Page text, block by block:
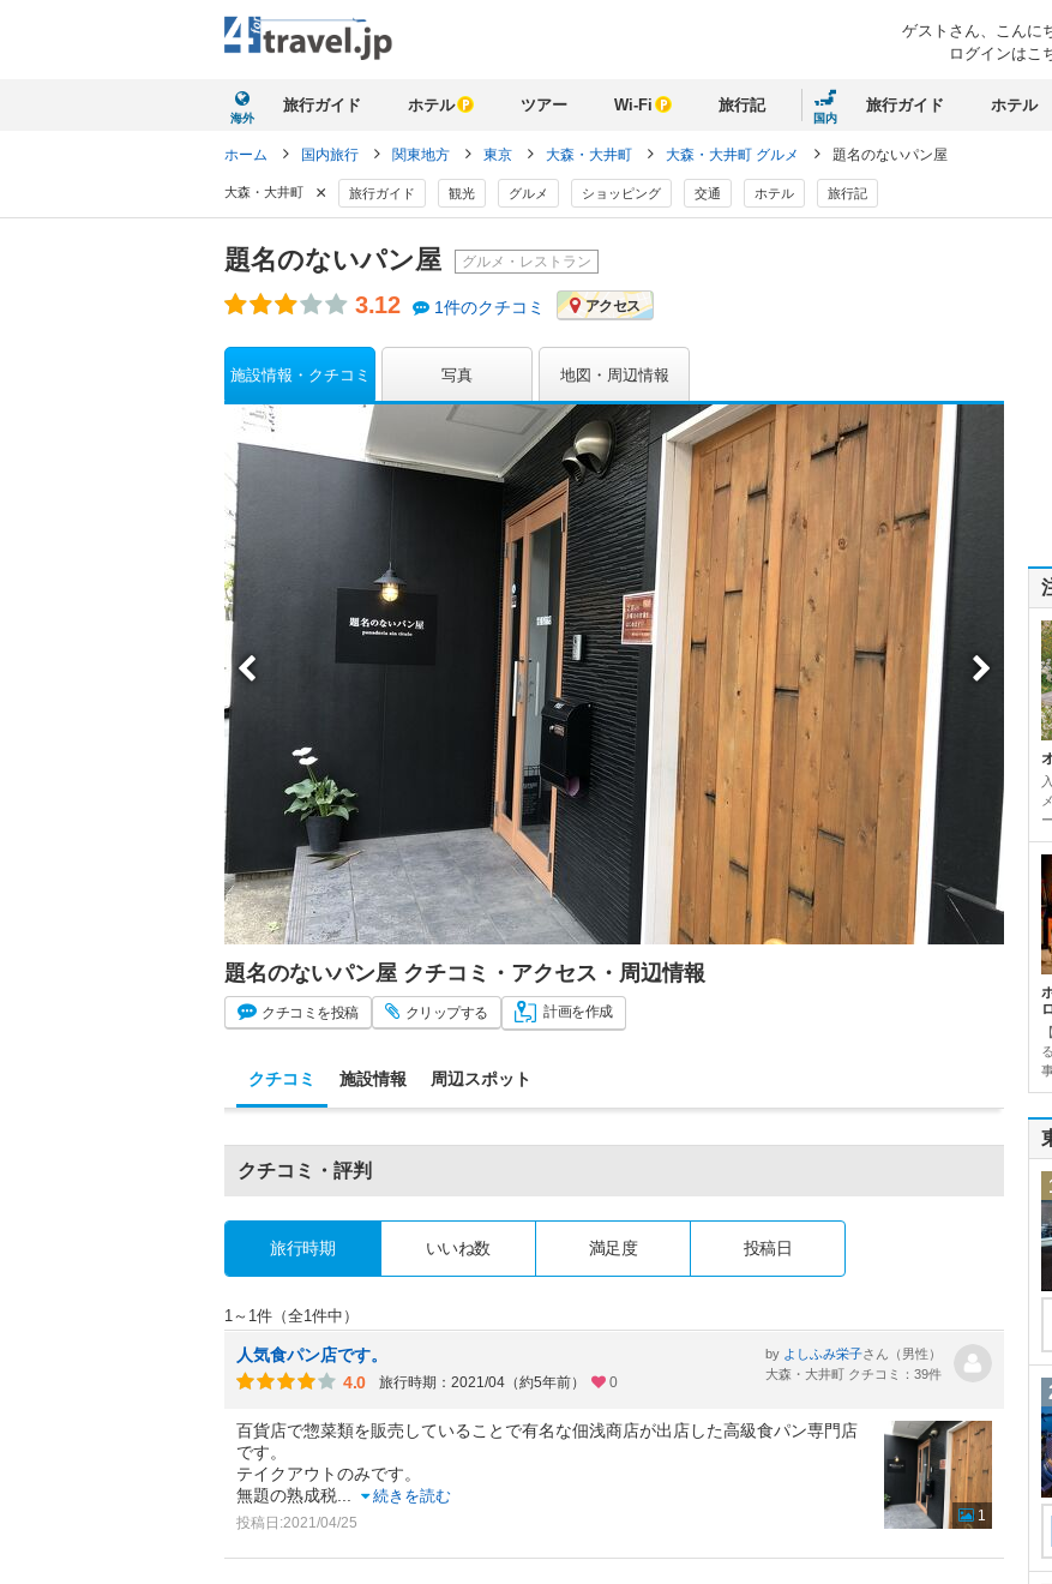
ゲストさん、 こんに
ログインはこ
海外
旅行ガイド ホテル ツアー Wi-Fi 旅行記
国内
旅行ガイド ホテル
ホーム 国内旅行 関東地方 東京 大森・大井町 大森・大井町 グルメ 題名のないパン屋
大森・大井町 × 旅行ガイド 観光 グルメ ショッピング 交通 ホテル 旅行記
題名のないパン屋 グルメ・レストラン
3.12 1件のクチコミ アクセス
施設情報・クチコミ 写真 地図・周辺情報
題名のないパン屋 クチコミ・アクセス・周辺情報
クチコミ を投稿 クリップする 計画を作成
クチコミ 施設情報 周辺スポット
クチコミ・評判
旅行時期 いいね数 満足度 投稿日
1～1件（全1件中）
人気食パン店です。
4.0
旅行時期：2021/04（約5年前） 0
by よしふみ栄子さん（男性）
大森・大井町 クチコミ：39件
百貨店で惣菜類を販売していることで有名な佃浅商店が出店した高級食パン専門店
です。
テイクアウトのみです。
無題の熟成税
続きを読む
投稿日:2021/04/25 1